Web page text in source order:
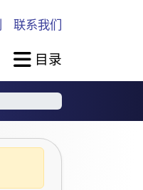
联系我们
目录